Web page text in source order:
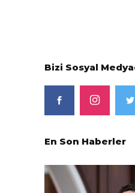
Bizi Sosyal
En Son Haberler